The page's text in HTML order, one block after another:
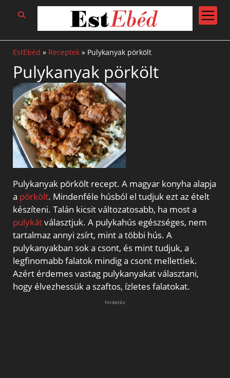
open
menu
EstEbéd » Receptek» Pulykanyak pörkölt
Pulykanyak pörkölt
Pulykanyak pörkölt recept. A magyar konyha alapja
a pörkölt. Mindenféle húsból el tudjuk ezt az ételt
készíteni. Talán kicsit változatosabb, ha most a
pulykátválasztjuk. A pulykahús egészséges, nem
tartalmaz annyi zsírt, mint a többi hús. A
pulykanyakban sok a csont, és mint tudjuk, a
legfinomabb falatok mindig a csont mellettiek.
Azért érdemes vastag pulykanyakat választani,
hogy élvezhessük a szaftos, ízletes falatokat.
hirdetés